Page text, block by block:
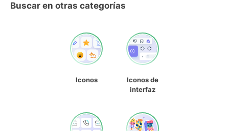
Buscar en otras categorías
Iconos
Iconos de
interfaz